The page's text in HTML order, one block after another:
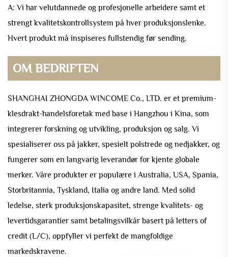
A: Vi har velutdannede og profesjonelle arbeidere samt et
strengt kvalitetskontrollsystem på hver produksjonslenke.
Hvert produkt må inspiseres fullstendig før sending.
OM BEDRIFTEN
SHANGHAI ZHONGDA WINCOME Co., LTD. er et premium-
klesdrakt-handelsforetak med base i Hangzhou i Kina, som
integrerer forskning og utvikling, produksjon og salg. Vi
spesialiserer oss på jakker, spesielt polstrede og nedjakker, og
fungerer som en langvarig leverandør for kjente globale
merker. Våre produkter er populære i Australia, USA, Spania,
Storbritannia, Tyskland, Italia og andre land. Med solid
ledelse, sterk produksjonskapasitet, strenge kvalitets- og
levertidsgarantier samt betalingsvilkår basert på letters of
credit (L/C), oppfyller vi perfekt de mangfoldige
markedskravene.